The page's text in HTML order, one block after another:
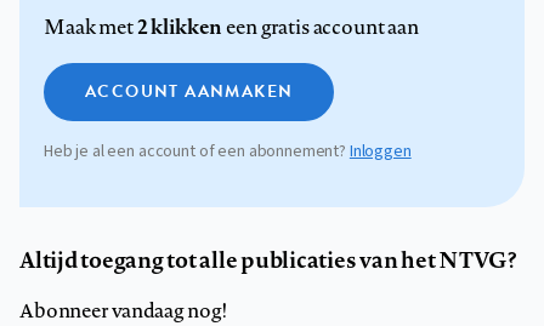
Maak met2 klikkeneen gratis account aan
ACCOUNT AANMAKEN
Heb je al een account of een abonnement? Inloggen
Altijd toegang tot alle publicaties van het NTVG?
Abonneer vandaag nog!